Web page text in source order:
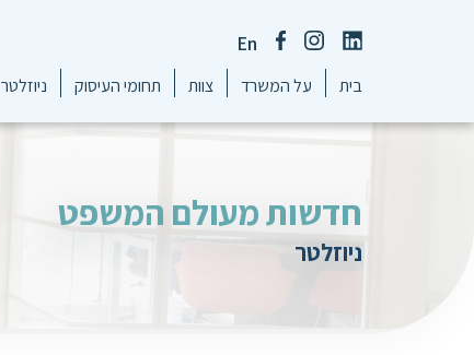
En
בית על המשרד צוות תחומי העיסוק ניוזלטר
חדשות מעולם המשפט
ניוזלטר